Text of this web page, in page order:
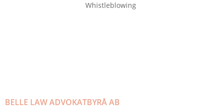
Whistleblowing
BELLE LAW ADVOKATBYRÅ AB